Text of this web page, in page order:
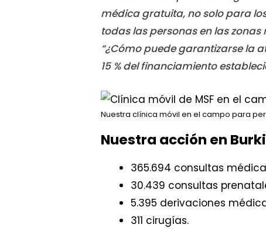
médica gratuita, no solo para
todas las personas en las
“¿Cómo puede garantizarse la
15 % del financiamiento
Nuestra clínica móvil en el campo para
Nuestra acción en
365.694 consultas
30.439 consultas
5.395 derivaciones
311 cirugías.